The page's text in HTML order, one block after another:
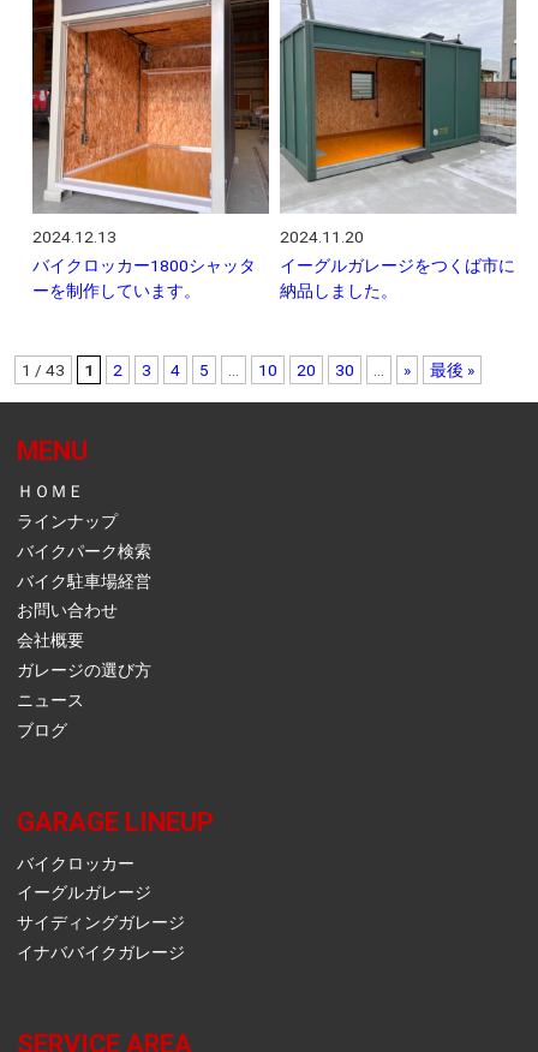
2024.12.13
バイクロッカー1800シャッタ
ーを制作しています。
2024.11.20
イーグルガレージをつくば市に
納品しました。
1 / 43 1 2 3 4 5 10 20 30 » 最後 »
MENU
ＨＯＭＥ
ラインナップ
バイクパーク検索
バイク駐車場経営
お問い合わせ
会社概要
ガレージの選び方
ニュース
ブログ
GARAGE LINEUP
バイクロッカー
イーグルガレージ
サイディングガレージ
イナババイクガレージ
SERVICE AREA